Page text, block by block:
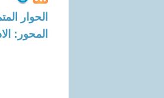
الحوار المتمدن-
المحور: